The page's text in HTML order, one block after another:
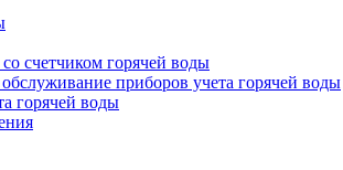
счетчиком горячей воды
приборов учета горячей воды
горячей воды